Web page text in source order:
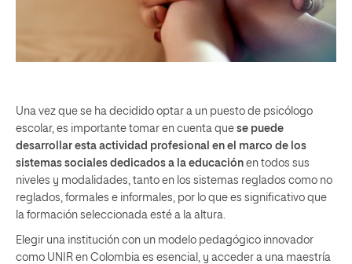
Una vez que se ha decidido optar a un puesto de psicólogo
escolar, es importante tomar en cuenta que se puede
desarrollar esta actividad profesional en el marco de los
sistemas sociales dedicados a la educación en todos sus
niveles y modalidades, tanto en los sistemas reglados como no
reglados, formales e informales, por lo que es significativo que
la formación seleccionada esté a la altura.
Elegir una institución con un modelo pedagógico innovador
como UNIR en Colombia es esencial, y acceder a una maestría